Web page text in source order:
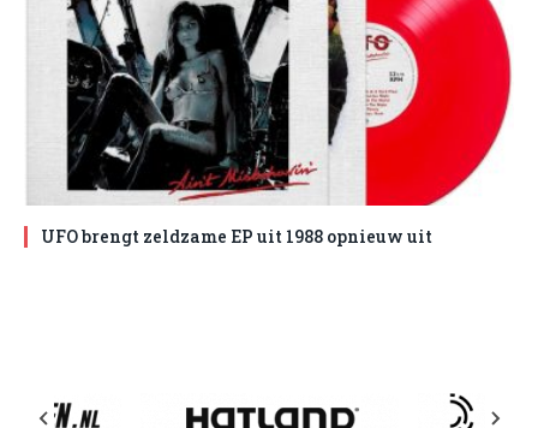
UFO brengt zeldzame EP uit 1988 opnieuw uit